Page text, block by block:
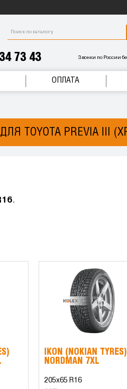
73 43 Звонки по России
ОПЛАТА
TOYOTA PREVIA III
.
IKON (NOKIAN TYRES)
NORDMAN 7XL
205x65 R16